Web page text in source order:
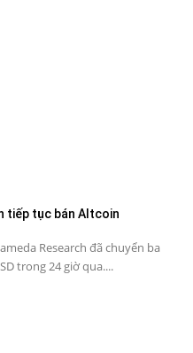
tiếp tục bán Altcoin
Research đã chuyển ba
trong 24 giờ qua....